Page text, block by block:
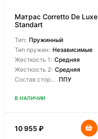
Матрас Corretto De Luxe
Standart
Тип: Пружинный
Тип пружин: Независимые
Жесткость 1: Средняя
Жесткость 2: Средняя
Состав сторон: ППУ
В НАЛИЧИИ
10 955 ₽